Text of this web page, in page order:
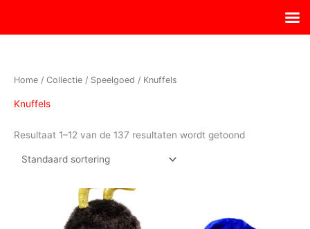
de
Home / Collectie / Speelgoed / Knuffels
Knuffels
Resultaat 1–12 van de 137 resultaten wordt getoond